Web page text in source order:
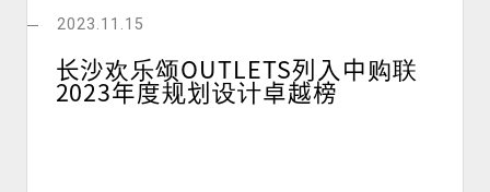
2023.11.15
长沙欢乐颂OUTLETS列入中购联
2023年度规划设计卓越榜